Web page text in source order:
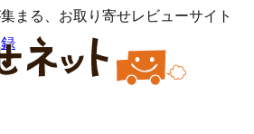
まる、お取り寄せレビューサイト